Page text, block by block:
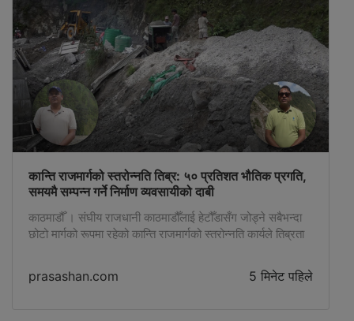
कान्ति राजमार्गको स्तरोन्नति तिब्र: ५० प्रतिशत भौतिक प्रगति,
समयमै सम्पन्न गर्ने निर्माण व्यवसायीको दाबी
काठमाडौँ । संघीय राजधानी काठमाडौँलाई हेटौँडासँग जोड्ने सबैभन्दा
छोटो मार्गको रूपमा रहेको कान्ति राजमार्गको स्तरोन्नति कार्यले तिब्रता
गर्ने कार्यका लागि कान्ति राजमार्ग सडक योजनाले तीन खण्डमा विभाजन
गरी निर्माण प्रक्रिया अगाडि बढाएको छ । यस राजमार्गको कुल लम्बाई
prasashan.com 5 मिनेट पहिले